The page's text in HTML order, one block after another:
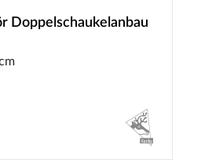
Doppelschaukelanbau